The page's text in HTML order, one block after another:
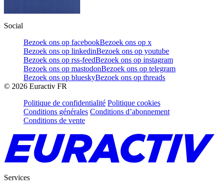
Social
Bezoek ons op facebookBezoek ons op x
Bezoek ons op linkedinBezoek ons op youtube
Bezoek ons op rss-feedBezoek ons op instagram
Bezoek ons op mastodonBezoek ons op telegram
Bezoek ons op blueskyBezoek ons op threads
© 2026 Euractiv FR
Politique de confidentialité Politique cookies
Conditions générales Conditions d’abonnement
Conditions de vente
Services